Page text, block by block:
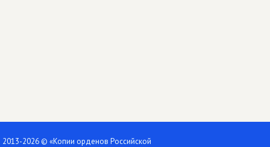
2013-2026 © «Копии орденов Российской